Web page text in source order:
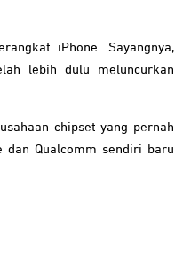
iPhone. Sayangnya,
lebih dulu meluncurkan
chipset yang pernah
dan Qualcomm sendiri baru